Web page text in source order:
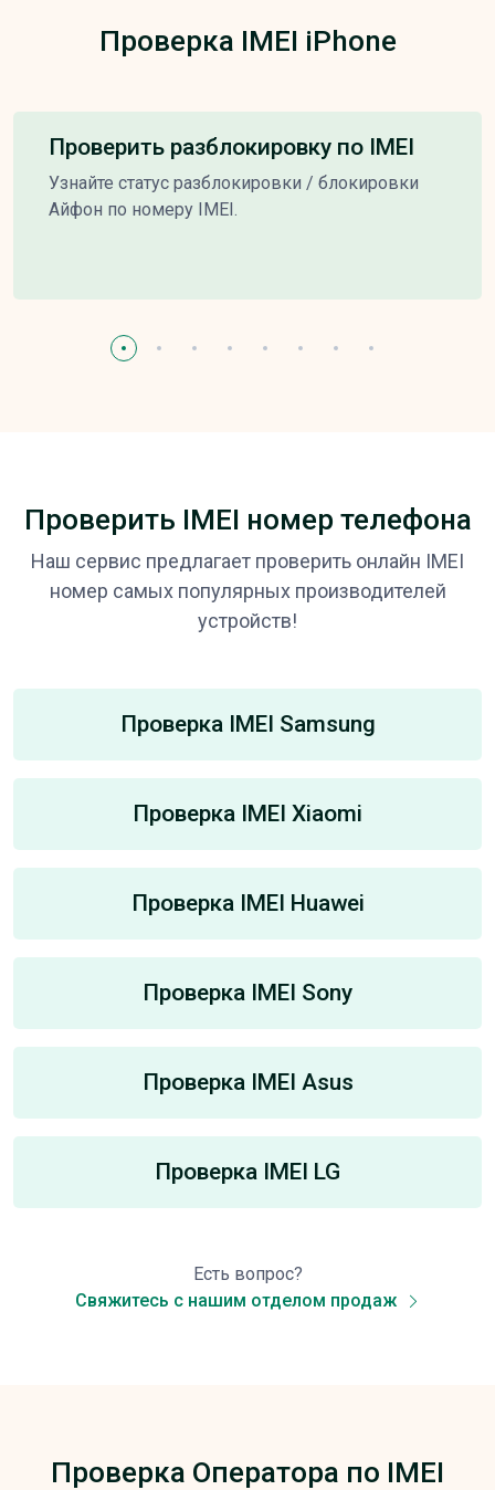
Проверка IMEI iPhone
Проверить разблокировку по IMEI
Узнайте статус разблокировки / блокировки
Айфон по номеру IMEI.
Проверить IMEI номер телефона
Наш сервис предлагает проверить онлайн IMEI
номер самых популярных производителей
устройств!
Проверка IMEI Samsung
Проверка IMEI Xiaomi
Проверка IMEI Huawei
Проверка IMEI Sony
Проверка IMEI Asus
Проверка IMEI LG
Есть вопрос?
Свяжитесь с нашим отделом продаж
Проверка Оператора по IMEI